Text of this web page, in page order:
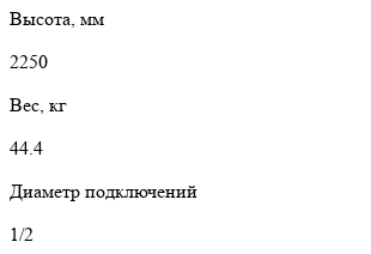
Высота, мм
2250
Вес, кг
44.4
Диаметр подключений
1/2